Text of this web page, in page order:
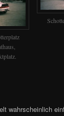
wahrscheinlich